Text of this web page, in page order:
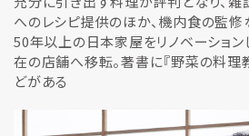
へのレシピ提供のほか、機内食の監修
50年以上の日本家屋をリノベーショ
在の店舗へ移転。著書に『野菜の料理
どがある